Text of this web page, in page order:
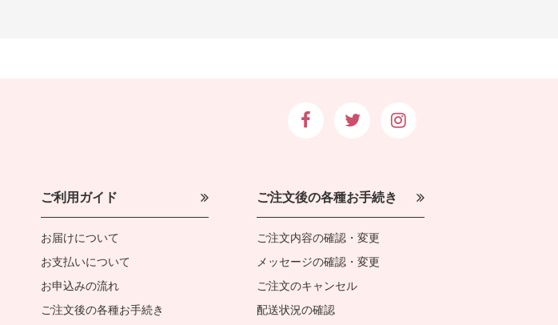
ご利用ガイド
お届けについて
お支払いについて
お申込みの流れ
ご注文後の各種お手続き
ご注文後の各種お手続き
ご注文内容の確認・変更
メッセージの確認・変更
ご注文のキャンセル
配送状況の確認